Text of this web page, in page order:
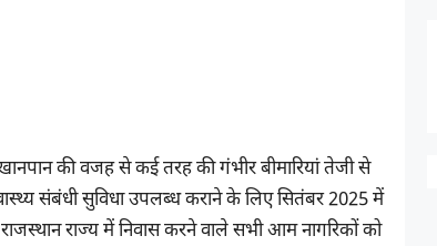
की वजह से कई तरह की गंभीर बीमारियां तेजी से
संबंधी सुविधा उपलब्ध कराने के लिए सितंबर 2025 में
राज्य में निवास करने वाले सभी आम नागरिकों को